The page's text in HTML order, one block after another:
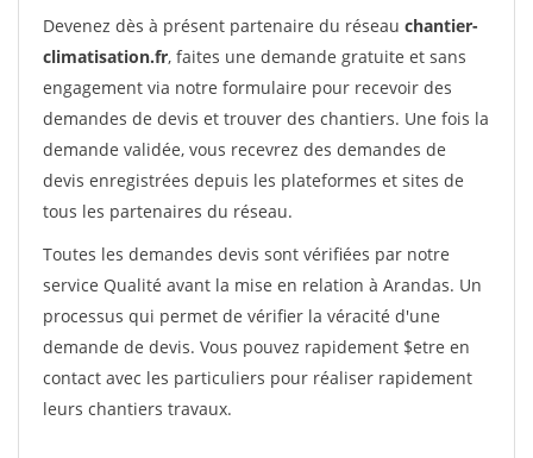
Devenez dès à présent partenaire du réseau chantier-
climatisation.fr, faites une demande gratuite et sans
engagement via notre formulaire pour recevoir des
demandes de devis et trouver des chantiers. Une fois la
demande validée, vous recevrez des demandes de
devis enregistrées depuis les plateformes et sites de
tous les partenaires du réseau.
Toutes les demandes devis sont vérifiées par notre
service Qualité avant la mise en relation à Arandas. Un
processus qui permet de vérifier la véracité d'une
demande de devis. Vous pouvez rapidement $etre en
contact avec les particuliers pour réaliser rapidement
leurs chantiers travaux.